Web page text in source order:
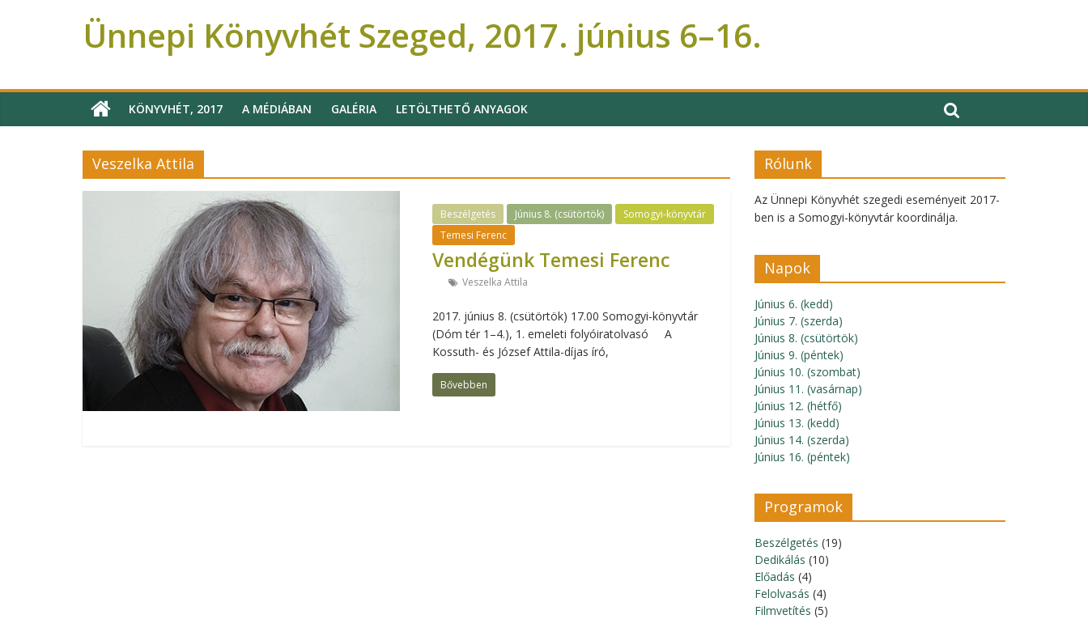
Ünnepi Könyvhét Szeged, 2017. június 6–16.
KÖNYVHÉT, 2017 A MÉDIÁBAN GALÉRIA LETÖLTHETŐ ANYAGOK
Veszelka Attila
Beszélgetés Június 8. (csütörtök)
Somogyi-könyvtár
Temesi Ferenc
Vendégünk Temesi Ferenc
Veszelka Attila
2017. június 8. (csütörtök) 17.00 Somogyi-könyvtár
(Dóm tér 1–4.), 1. emeleti folyóiratolvasó A
Kossuth- és József Attila-díjas író,
Bővebben
Rólunk
Az Ünnepi Könyvhét szegedi eseményeit 2017-
ben is a Somogyi-könyvtár koordinálja.
Napok
Június 6. (kedd)
Június 7. (szerda)
Június 8. (csütörtök)
Június 9. (péntek)
Június 10. (szombat)
Június 11. (vasárnap)
Június 12. (hétfő)
Június 13. (kedd)
Június 14. (szerda)
Június 16. (péntek)
Programok
Beszélgetés (19)
Dedikálás (10)
Előadás (4)
Felolvasás (4)
Filmvetítés (5)